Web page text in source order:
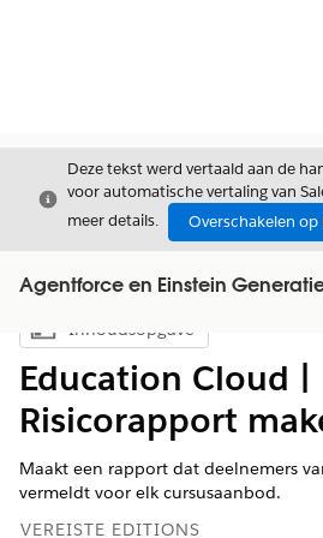
Sluiten
Deze tekst werd vertaald aan de
voor automatische vertaling van
meer details.
Overschakelen op
Agentforce en Einstein
Inhoudsopgave weergeven
Inhoudsopgave
Education Cloud |
Risicorapport
Maakt een rapport dat deelnemers
vermeldt voor elk cursusaanbod.
VEREISTE EDITIONS